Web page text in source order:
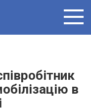
в